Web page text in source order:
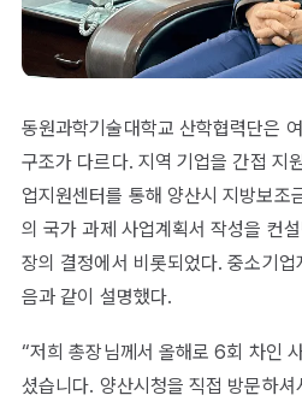
동원과학기술대학교 산학협력단은
구조가 다르다. 지역 기업을 간접 지
업지원센터를 통해 양산시 지방보조
의 국가 과제 사업계획서 작성을 컨
장의 결정에서 비롯되었다. 중소기
음과 같이 설명했다.
“저희 총장님께서 올해로 6회 차인
셨습니다. 양산시청을 직접 방문하셔